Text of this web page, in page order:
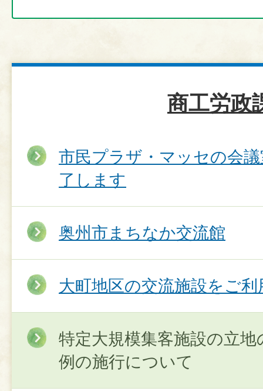
商工労政
市民プラザ・マッセの会
了します
奥州市まちなか交流館
大町地区の交流施設をご
特定大規模集客施設の立
例の施行について